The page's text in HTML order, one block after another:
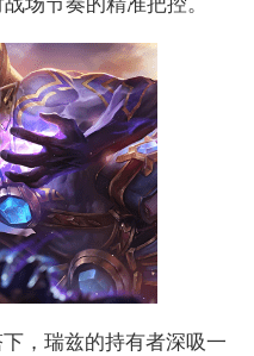
，瑞兹的持有者深吸一